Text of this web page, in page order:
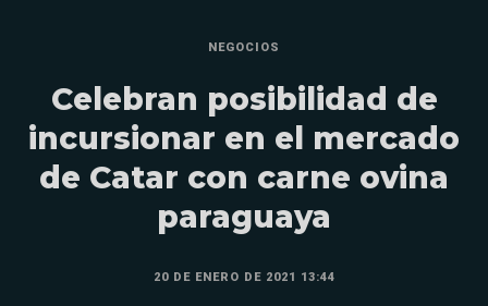
NEGOCIOS
Celebran posibilidad de
incursionar en el mercado
de Catar con carne ovina
paraguaya
20 DE ENERO DE 2021 13:44